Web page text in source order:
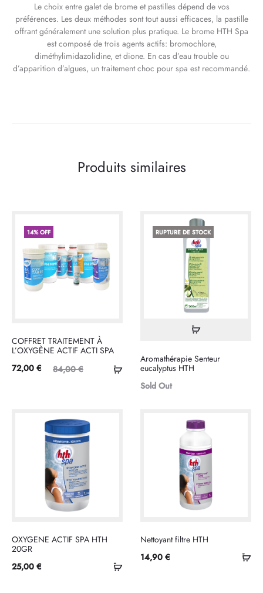
Le choix entre galet de brome et pastilles dépend de vos
préférences. Les deux méthodes sont tout aussi efficaces, la pastille
offrant généralement une solution plus pratique. Le brome HTH Spa
est composé de trois agents actifs: bromochlore,
diméthylimidazolidine, et dione. En cas d’eau trouble ou
d’apparition d’algues, un traitement choc pour spa est recommandé.
Produits similaires
14% OFF
Ajouter
COFFRET TRAITEMENT À
L’OXYGÈNE ACTIF ACTI SPA
84,00€
Le
72,00 €
Le
RUPTURE DE STOCK
Lire
suite
Aromathérapie Senteur
eucalyptus HTH
Sold Out
Ajouter
OXYGENE ACTIF SPA HTH
20GR
25,00 €
Nettoyant filtre HTH
14,90 €